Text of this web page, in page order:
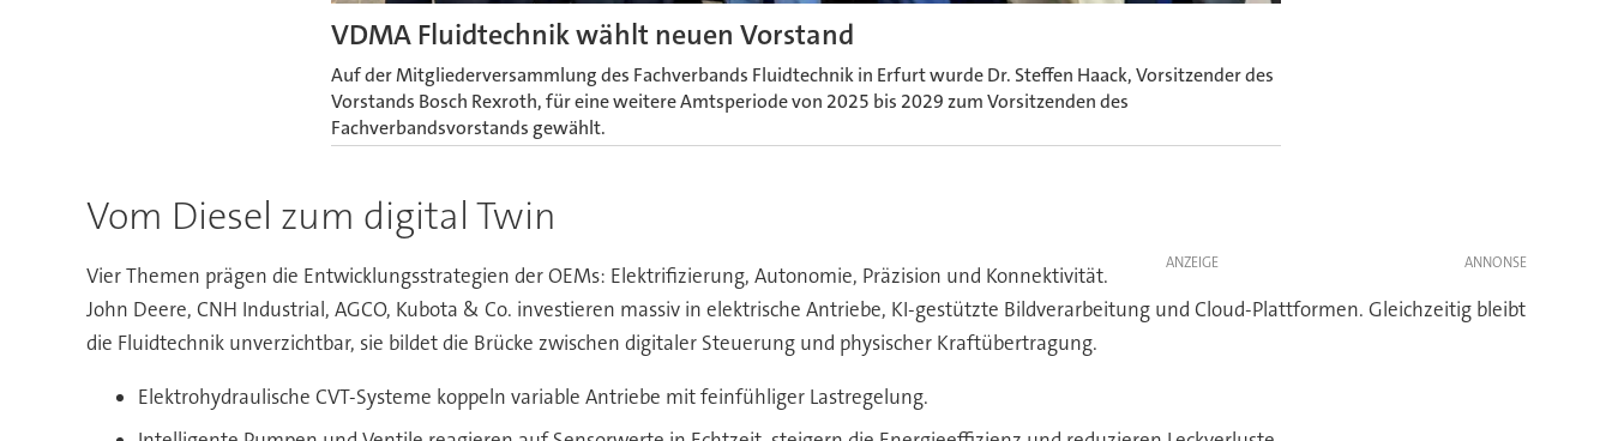
VDMA Fluidtechnik wählt neuen Vorstand
Auf der Mitgliederversammlung des Fachverbands Fluidtechnik in Erfurt wurde Dr. Steffen Haack, Vorsitzender des
Vorstands Bosch Rexroth, für eine weitere Amtsperiode von 2025 bis 2029 zum Vorsitzenden des
Fachverbandsvorstands gewählt.
Vom Diesel zum digital Twin
ANZEIGE
Vier Themen prägen die Entwicklungsstrategien der OEMs: Elektrifizierung, Autonomie, Präzision und Konnektivität.
John Deere, CNH Industrial, AGCO, Kubota & Co. investieren massiv in elektrische Antriebe, KI-gestützte Bildverarbeitung und Cloud-Plattformen. Gleichzeitig bleibt
die Fluidtechnik unverzichtbar, sie bildet die Brücke zwischen digitaler Steuerung und physischer Kraftübertragung.
Elektrohydraulische CVT-Systeme koppeln variable Antriebe mit feinfühliger Lastregelung.